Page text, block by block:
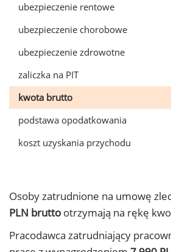
ubezpieczenie rentowe
ubezpieczenie chorobowe
ubezpieczenie zdrowotne
zaliczka na PIT
kwota brutto
podstawa opodatkowania
koszt uzyskania przychodu
Osoby zatrudnione na umowę
PLN brutto otrzymają na rękę
Pracodawca zatrudniający